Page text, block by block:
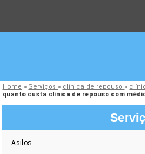
Home » Serviços» clínica de repouso»
quanto custa clínica de repouso com
Asilos